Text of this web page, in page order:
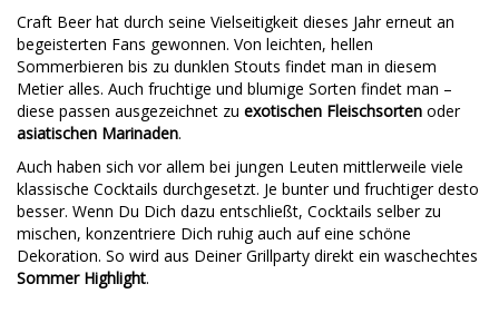
Craft Beer hat durch seine Vielseitigkeit dieses Jahr erneut an
begeisterten Fans gewonnen. Von leichten, hellen
Sommerbieren bis zu dunklen Stouts findet man in diesem
Metier alles. Auch fruchtige und blumige Sorten findet man –
diese passen ausgezeichnet zu exotischen Fleischsorten oder
asiatischen Marinaden.
Auch haben sich vor allem bei jungen Leuten mittlerweile viele
klassische Cocktails durchgesetzt. Je bunter und fruchtiger desto
besser. Wenn Du Dich dazu entschließt, Cocktails selber zu
mischen, konzentriere Dich ruhig auch auf eine schöne
Dekoration. So wird aus Deiner Grillparty direkt ein waschechtes
Sommer Highlight.